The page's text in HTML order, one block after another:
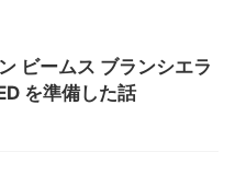
ビームス ブランシエラ
を準備した話